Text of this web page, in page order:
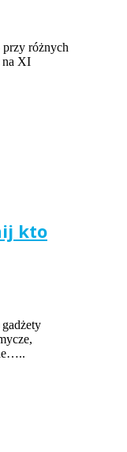
różnych
na XI
kto